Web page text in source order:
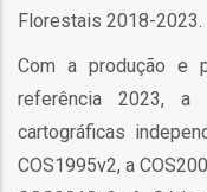
Florestais 2018-2023.
Com a produção e
referência 2023,
cartográficas
COS1995v2, a